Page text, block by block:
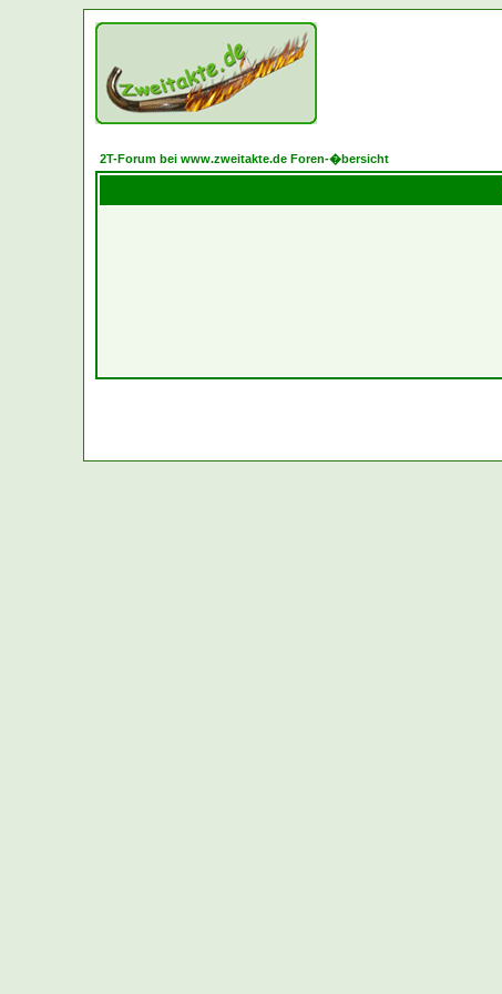
2T-Forum bei www.zweitakte.de Foren-�bersicht